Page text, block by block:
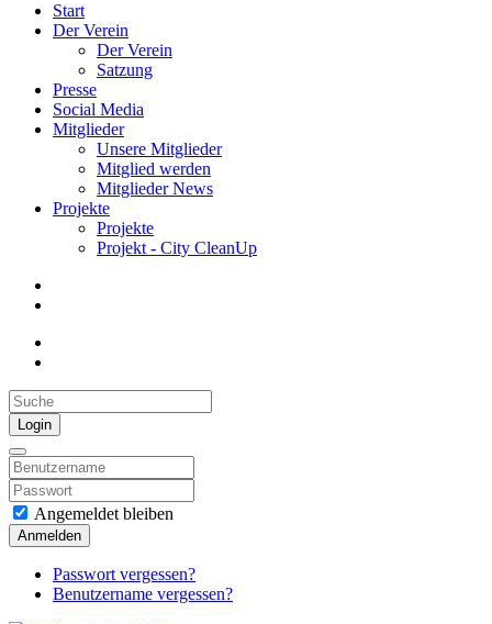
Start
Der Verein
Der Verein
Satzung
Presse
Social Media
Mitglieder
Unsere Mitglieder
Mitglied werden
Mitglieder News
Projekte
Projekte
Projekt - City CleanUp
Login
Angemeldet bleiben
Anmelden
Passwort vergessen?
Benutzername vergessen?